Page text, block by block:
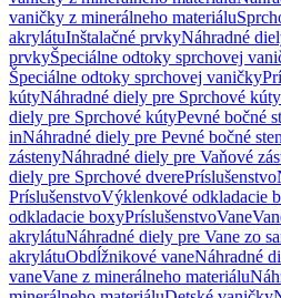
vaničky z minerálneho materiálu
akrylátuInštalačné prvkyNáhradné
prvkyŠpeciálne odtoky sprchovej
Špeciálne odtoky sprchovej vaničky
kútyNáhradné diely pre Sprchové kúty
diely pre Sprchové kútyPevné bočné
inNáhradné diely pre Pevné bočné
zástenyNáhradné diely pre Vaňové
diely pre Sprchové dverePríslušenstvo
PríslušenstvoVýklenkové odkladacie
odkladacie boxyPríslušenstvoVane
akrylátuNáhradné diely pre Vane zo
akrylátuObdĺžnikové vaneNáhradné
vaneVane z minerálneho materiálu